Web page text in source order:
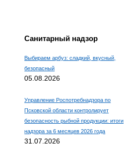
Санитарный надзор
Выбираем арбуз: сладкий, вкусный,
безопасный
05.08.2026
Управление Роспотребнадзора по
Псковской области контролирует
безопасность рыбной продукции: итоги
надзора за 6 месяцев 2026 года
31.07.2026